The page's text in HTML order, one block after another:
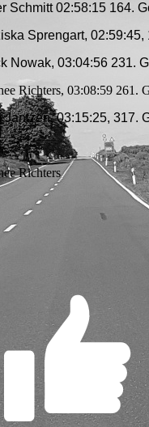
Schmitt 02:58:15 164.
Sprengart,
Nowak, 03:04:56 231.
Richters, 03:08:59 261.
Jantzen, 03:15:25, 317.
Richters